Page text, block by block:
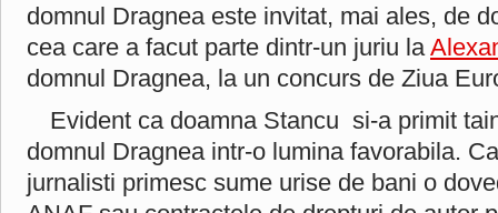
domnul Dragnea este invitat, mai ales, de
cea care a facut parte dintr-un juriu la
domnul Dragnea, la un concurs de Ziua
Evident ca doamna Stancu si-a primit
domnul Dragnea intr-o lumina favorabila.
jurnalisti primesc sume urise de bani o